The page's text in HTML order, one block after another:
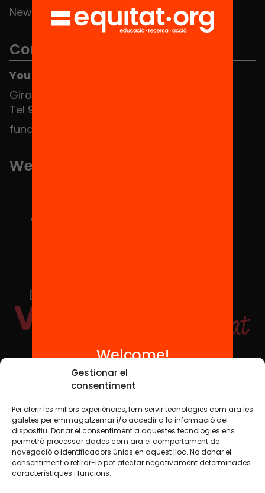
Gestionar el
consentiment
Per oferir les millors experiències, fem servir tecnologies com ara les
galetes per emmagatzemar i/o accedir a la informació del
dispositiu. Donar el consentiment a aquestes tecnologies ens
permetrà processar dades com ara el comportament de
navegació o identificadors únics en aquest lloc. No donar el
consentiment o retirar-lo pot afectar negativament determinades
característiques i funcions.
News
Contact
You can find us at the Social HUB
Girona 34, interior 08010 Barcelona
Tel 934 588 700
fundacio@equitat.org
We are part of...
Social Media
TW YTB IG FB IN
Legal NoticeCookie Policy
Welcome!